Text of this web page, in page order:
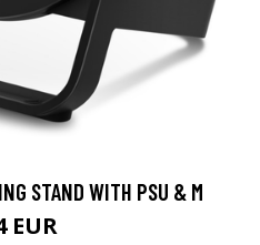
STAND WITH PSU & M
EUR